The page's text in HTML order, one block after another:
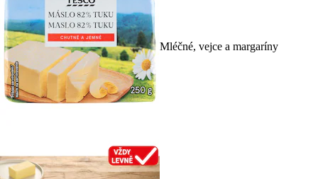
Mléčné, vejce a margaríny